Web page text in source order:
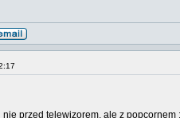
przed telewizorem, ale z popcornem